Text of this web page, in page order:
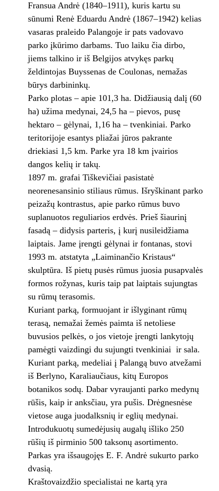
Fransua Andrė (1840–1911), kuris kartu su
sūnumi Renė Eduardu Andrė (1867–1942) kelias
vasaras praleido Palangoje ir pats vadovavo
parko įkūrimo darbams. Tuo laiku čia dirbo,
jiems talkino ir iš Belgijos atvykęs parkų
želdintojas Buyssenas de Coulonas, nemažas
būrys darbininkų.
Parko plotas – apie 101,3 ha. Didžiausią dalį (60
ha) užima medynai, 24,5 ha – pievos, pusę
hektaro – gėlynai, 1,16 ha – tvenkiniai. Parko
teritorijoje esantys pliažai jūros pakrante
driekiasi 1,5 km. Parke yra 18 km įvairios
dangos kelių ir takų.
1897 m. grafai Tiškevičiai pasistatė
neorenesansinio stiliaus rūmus. Išryškinant parko
peizažų kontrastus, apie parko rūmus buvo
suplanuotos reguliarios erdvės. Prieš šiaurinį
fasadą – didysis parteris, į kurį nusileidžiama
laiptais. Jame įrengti gėlynai ir fontanas, stovi
1993 m. atstatyta „Laiminančio Kristaus“
skulptūra. Iš pietų pusės rūmus juosia pusapvalės
formos rožynas, kuris taip pat laiptais sujungtas
su rūmų terasomis.
Kuriant parką, formuojant ir išlyginant rūmų
terasą, nemažai žemės paimta iš netoliese
buvusios pelkės, o jos vietoje įrengti lankytojų
pamėgti vaizdingi du sujungti tvenkiniai ir sala.
Kuriant parką, medeliai į Palangą buvo atvežami
iš Berlyno, Karaliaučiaus, kitų Europos
botanikos sodų. Dabar vyraujanti parko medynų
rūšis, kaip ir anksčiau, yra pušis. Drėgnesnėse
vietose auga juodalksnių ir eglių medynai.
Introdukuotų sumedėjusių augalų išliko 250
rūšių iš pirminio 500 taksonų asortimento.
Parkas yra išsaugojęs E. F. Andrė sukurto parko
dvasią.
Kraštovaizdžio specialistai ne kartą yra